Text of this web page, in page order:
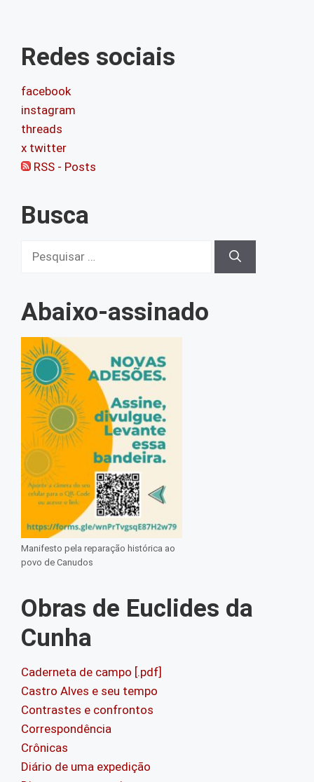
Redes sociais
facebook
instagram
threads
x twitter
RSS - Posts
Busca
Abaixo-assinado
Manifesto pela reparação histórica ao
povo de Canudos
Obras de Euclides da
Cunha
Caderneta de campo [.pdf]
Castro Alves e seu tempo
Contrastes e confrontos
Correspondência
Crônicas
Diário de uma expedição